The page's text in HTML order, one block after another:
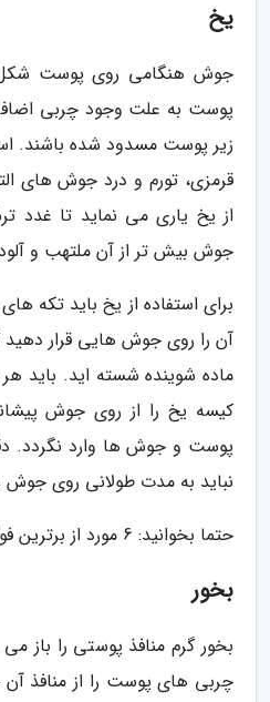
یخ
جوش هنگامی روی پوست
پوست به علت وجود چربی
زیر پوست مسدود شده باشند.
قرمزی، تورم و درد جوش های
از یخ یاری می نماید تا غدد
جوش بیش تر از آن ملتهب و
برای استفاده از یخ باید تکه
آن را روی جوش هایی قرار
کیسه یخ را از روی جوش
پوست و جوش ها وارد نگردد.
نباید به مدت طولانی روی جوش
حتما بخوانید: 6 مورد از برترین فواید یخ برای پوست
بخور
بخور گرم منافذ پوستی را باز
چربی های پوست را از منافذ